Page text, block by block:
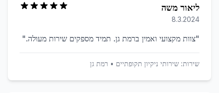
ליאור משה
8.3.2024
"צוות מקצועי ואמין ברמת גן. תמיד מספקים שירות מעולה."
שירות: שירותי ניקיון תקופתיים • רמת גן